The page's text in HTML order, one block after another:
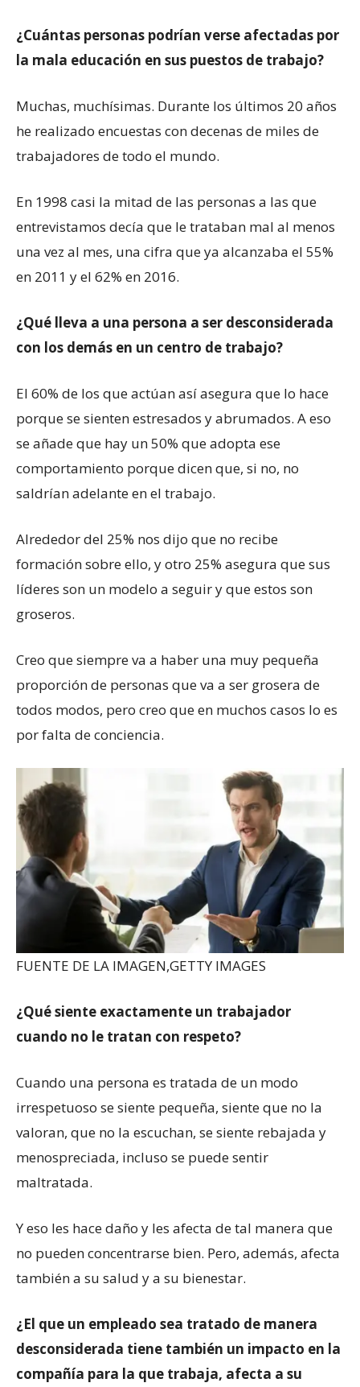
¿Cuántas personas podrían verse afectadas por
la mala educación en sus puestos de trabajo?
Muchas, muchísimas. Durante los últimos 20 años
he realizado encuestas con decenas de miles de
trabajadores de todo el mundo.
En 1998 casi la mitad de las personas a las que
entrevistamos decía que le trataban mal al menos
una vez al mes, una cifra que ya alcanzaba el 55%
en 2011 y el 62% en 2016.
¿Qué lleva a una persona a ser desconsiderada
con los demás en un centro de trabajo?
El 60% de los que actúan así asegura que lo hace
porque se sienten estresados y abrumados. A eso
se añade que hay un 50% que adopta ese
comportamiento porque dicen que, si no, no
saldrían adelante en el trabajo.
Alrededor del 25% nos dijo que no recibe
formación sobre ello, y otro 25% asegura que sus
líderes son un modelo a seguir y que estos son
groseros.
Creo que siempre va a haber una muy pequeña
proporción de personas que va a ser grosera de
todos modos, pero creo que en muchos casos lo es
por falta de conciencia.
FUENTE DE LA IMAGEN,GETTY IMAGES
¿Qué siente exactamente un trabajador
cuando no le tratan con respeto?
Cuando una persona es tratada de un modo
irrespetuoso se siente pequeña, siente que no la
valoran, que no la escuchan, se siente rebajada y
menospreciada, incluso se puede sentir
maltratada.
Y eso les hace daño y les afecta de tal manera que
no pueden concentrarse bien. Pero, además, afecta
también a su salud y a su bienestar.
¿El que un empleado sea tratado de manera
desconsiderada tiene también un impacto en la
compañía para la que trabaja, afecta a su